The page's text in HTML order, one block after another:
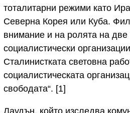
тоталитарни режими като
Северна Корея или Куба.
внимание и на ролята на две
социалистически
Сталинистката световна
социалистическата
свободата“. [1]
Лаудън, който изследва